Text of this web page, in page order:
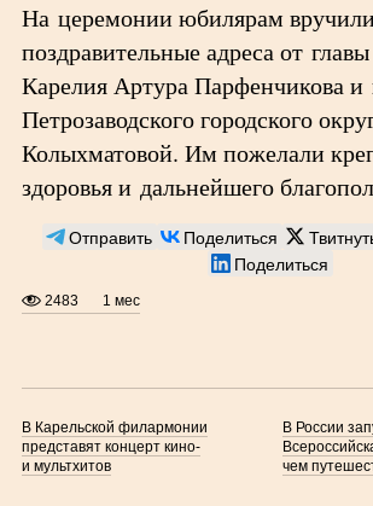
На церемонии юбилярам
поздравительные адреса от
Карелия Артура Парфенчикова и
Петрозаводского городского
Колыхматовой. Им пожелали
здоровья и дальнейшего
Отправить Поделиться
Поделиться
2483 1 мес
В Карельской филармонии
представят концерт кино-
и мультхитов
В России
чем